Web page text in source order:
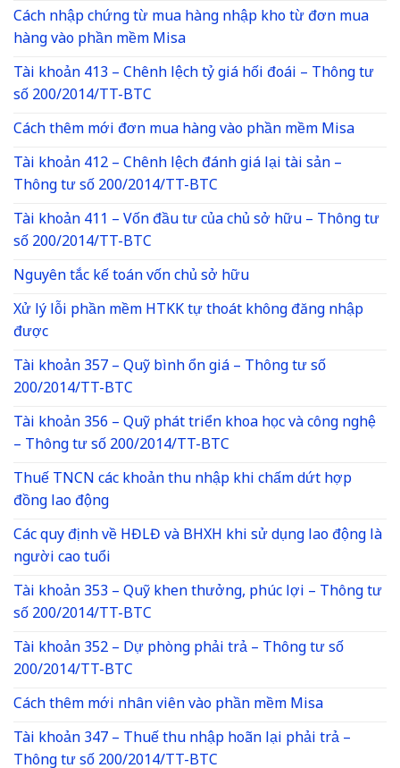
Cách nhập chứng từ mua hàng nhập kho từ đơn mua
hàng vào phần mềm Misa
Tài khoản 413 – Chênh lệch tỷ giá hối đoái – Thông tư
số 200/2014/TT-BTC
Cách thêm mới đơn mua hàng vào phần mềm Misa
Tài khoản 412 – Chênh lệch đánh giá lại tài sản –
Thông tư số 200/2014/TT-BTC
Tài khoản 411 – Vốn đầu tư của chủ sở hữu – Thông tư
số 200/2014/TT-BTC
Nguyên tắc kế toán vốn chủ sở hữu
Xử lý lỗi phần mềm HTKK tự thoát không đăng nhập
được
Tài khoản 357 – Quỹ bình ổn giá – Thông tư số
200/2014/TT-BTC
Tài khoản 356 – Quỹ phát triển khoa học và công nghệ
– Thông tư số 200/2014/TT-BTC
Thuế TNCN các khoản thu nhập khi chấm dứt hợp
đồng lao động
Các quy định về HĐLĐ và BHXH khi sử dụng lao động là
người cao tuổi
Tài khoản 353 – Quỹ khen thưởng, phúc lợi – Thông tư
số 200/2014/TT-BTC
Tài khoản 352 – Dự phòng phải trả – Thông tư số
200/2014/TT-BTC
Cách thêm mới nhân viên vào phần mềm Misa
Tài khoản 347 – Thuế thu nhập hoãn lại phải trả –
Thông tư số 200/2014/TT-BTC